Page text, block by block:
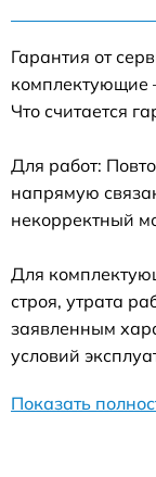
Гарантия от
комплектующие
Что считается
Для работ:
напрямую
некорректный
Для
строя, утрата
заявленным
условий
Показать